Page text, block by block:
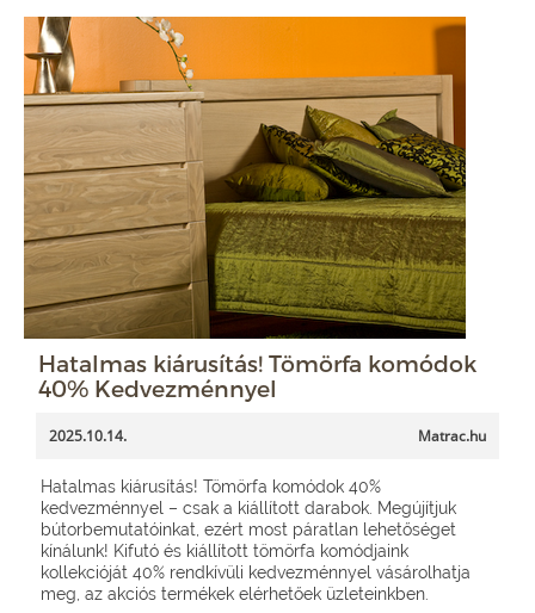
Hatalmas kiárusítás! Tömörfa komódok
40% Kedvezménnyel
2025.10.14. Matrac.hu
Hatalmas kiárusítás! Tömörfa komódok 40%
kedvezménnyel – csak a kiállított darabok. Megújítjuk
bútorbemutatóinkat, ezért most páratlan lehetőséget
kínálunk! Kifutó és kiállított tömörfa komódjaink
kollekcióját 40% rendkívüli kedvezménnyel vásárolhatja
meg, az akciós termékek elérhetőek üzleteinkben.